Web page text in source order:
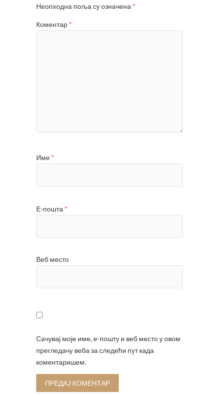
Неопходна поља су означена *
Коментар *
Име *
Е-пошта *
Веб место
Сачувај моје име, е-пошту и веб место у овом
прегледачу веба за следећи пут када
коментаришем.